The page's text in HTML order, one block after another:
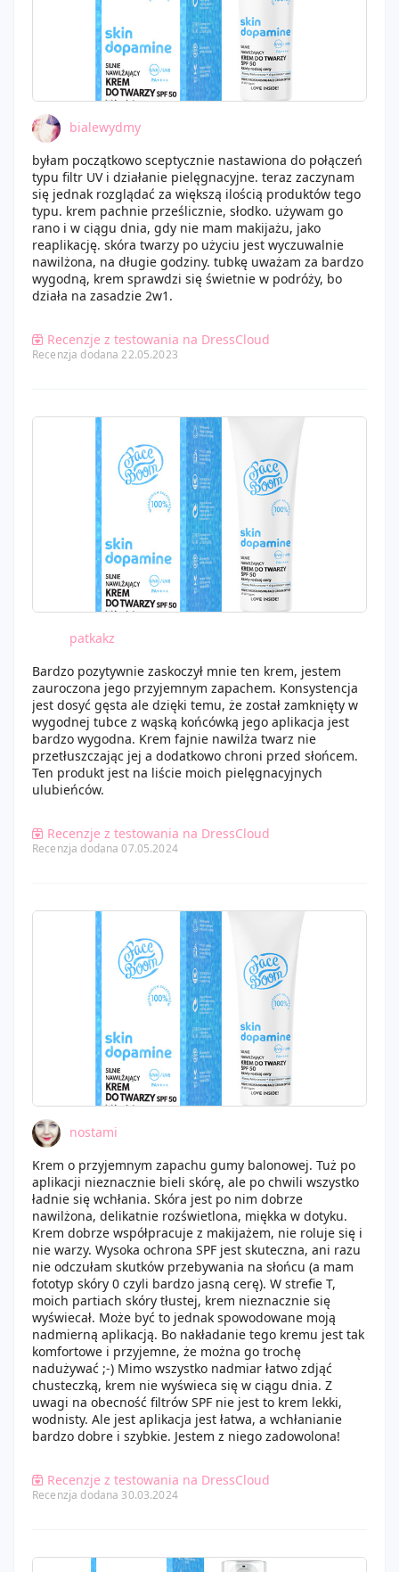
bialewydmy
byłam początkowo sceptycznie nastawiona do połączeń
typu filtr UV i działanie pielęgnacyjne. teraz zaczynam
się jednak rozglądać za większą ilością produktów tego
typu. krem pachnie prześlicznie, słodko. używam go
rano i w ciągu dnia, gdy nie mam makijażu, jako
reaplikację. skóra twarzy po użyciu jest wyczuwalnie
nawilżona, na długie godziny. tubkę uważam za bardzo
wygodną, krem sprawdzi się świetnie w podróży, bo
działa na zasadzie 2w1.
Recenzje z testowania na DressCloud
Recenzja dodana 22.05.2023
patkakz
Bardzo pozytywnie zaskoczył mnie ten krem, jestem
zauroczona jego przyjemnym zapachem. Konsystencja
jest dosyć gęsta ale dzięki temu, że został zamknięty w
wygodnej tubce z wąską końcówką jego aplikacja jest
bardzo wygodna. Krem fajnie nawilża twarz nie
przetłuszczając jej a dodatkowo chroni przed słońcem.
Ten produkt jest na liście moich pielęgnacyjnych
ulubieńców.
Recenzje z testowania na DressCloud
Recenzja dodana 07.05.2024
nostami
Krem o przyjemnym zapachu gumy balonowej. Tuż po
aplikacji nieznacznie bieli skórę, ale po chwili wszystko
ładnie się wchłania. Skóra jest po nim dobrze
nawilżona, delikatnie rozświetlona, miękka w dotyku.
Krem dobrze współpracuje z makijażem, nie roluje się i
nie warzy. Wysoka ochrona SPF jest skuteczna, ani razu
nie odczułam skutków przebywania na słońcu (a mam
fototyp skóry 0 czyli bardzo jasną cerę). W strefie T,
moich partiach skóry tłustej, krem nieznacznie się
wyświecał. Może być to jednak spowodowane moją
nadmierną aplikacją. Bo nakładanie tego kremu jest tak
komfortowe i przyjemne, że można go trochę
nadużywać ;-) Mimo wszystko nadmiar łatwo zdjąć
chusteczką, krem nie wyświeca się w ciągu dnia. Z
uwagi na obecność filtrów SPF nie jest to krem lekki,
wodnisty. Ale jest aplikacja jest łatwa, a wchłanianie
bardzo dobre i szybkie. Jestem z niego zadowolona!
Recenzje z testowania na DressCloud
Recenzja dodana 30.03.2024